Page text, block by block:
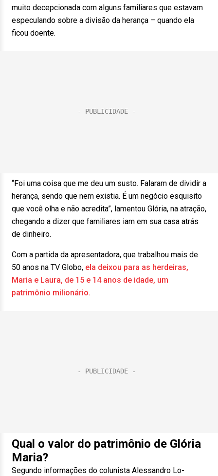
muito decepcionada com alguns familiares que estavam
especulando sobre a divisão da herança – quando ela
ficou doente.
“Foi uma coisa que me deu um susto. Falaram de dividir a
herança, sendo que nem existia. É um negócio esquisito
que você olha e não acredita”, lamentou Glória, na atração,
chegando a dizer que familiares iam em sua casa atrás
de dinheiro.
Com a partida da apresentadora, que trabalhou mais de
50 anos na TV Globo, ela deixou para as herdeiras,
Maria e Laura, de 15 e 14 anos de idade, um
patrimônio milionário.
Qual o valor do patrimônio de Glória
Maria?
Segundo informações do colunista Alessandro Lo-